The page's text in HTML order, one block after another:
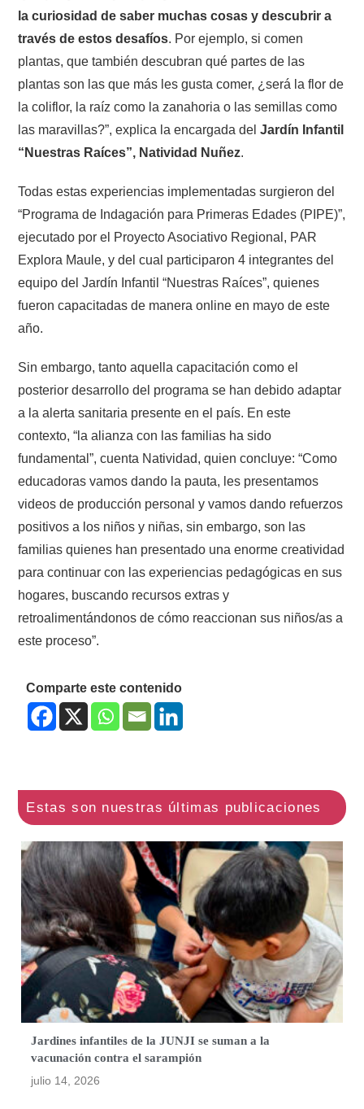
la curiosidad de saber muchas cosas y descubrir a
través de estos desafíos. Por ejemplo, si comen
plantas, que también descubran qué partes de las
plantas son las que más les gusta comer, ¿será la flor de
la coliflor, la raíz como la zanahoria o las semillas como
las maravillas?”, explica la encargada delJardín Infantil
“Nuestras Raíces”, Natividad Nuñez.
Todas estas experiencias implementadas surgieron del
“Programa de Indagación para Primeras Edades (PIPE)”,
ejecutado por el Proyecto Asociativo Regional, PAR
Explora Maule, y del cual participaron 4 integrantes del
equipo del Jardín Infantil “Nuestras Raíces”, quienes
fueron capacitadas de manera online en mayo de este
año.
Sin embargo, tanto aquella capacitación como el
posterior desarrollo del programa se han debido adaptar
a la alerta sanitaria presente en el país. En este
contexto, “la alianza con las familias ha sido
fundamental”, cuenta Natividad, quien concluye: “Como
educadoras vamos dando la pauta, les presentamos
videos de producción personal y vamos dando refuerzos
positivos a los niños y niñas, sin embargo, son las
familias quienes han presentado una enorme creatividad
para continuar con las experiencias pedagógicas en sus
hogares, buscando recursos extras y
retroalimentándonos de cómo reaccionan sus niños/as a
este proceso”.
Comparte este contenido
Jardines infantiles de la JUNJI se suman a la
vacunación contra el sarampión
julio 14, 2026